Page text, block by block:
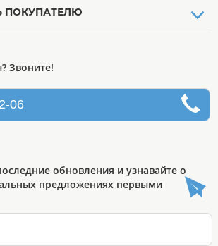
Звоните!
06
обновления и узнавайте о
предложениях первыми